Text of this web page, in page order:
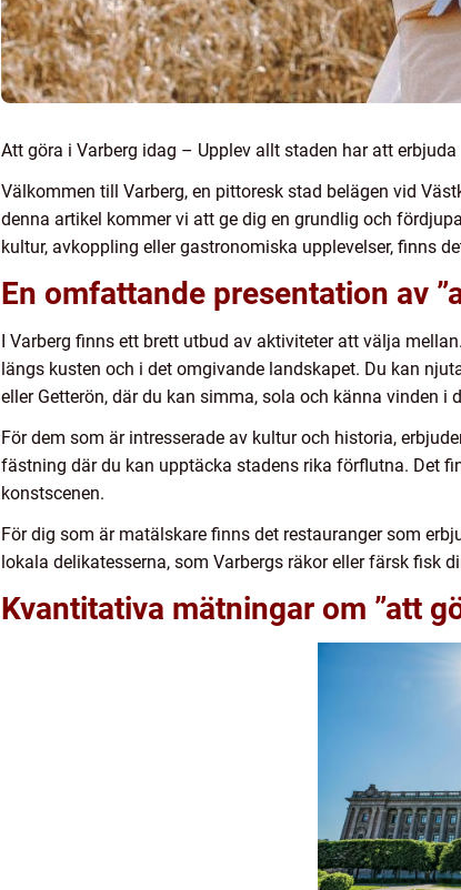
Att göra i Varberg idag – Upplev allt staden har att erbjuda
Välkommen till Varberg, en pittoresk stad belägen vid
denna artikel kommer vi att ge dig en grundlig och
kultur, avkoppling eller gastronomiska upplevelser, finns
En omfattande presentation av
I Varberg finns ett brett utbud av aktiviteter att välja
längs kusten och i det omgivande landskapet. Du kan
eller Getterön, där du kan simma, sola och känna vinden i
För dem som är intresserade av kultur och historia,
fästning där du kan upptäcka stadens rika förflutna. Det
konstscenen.
För dig som är matälskare finns det restauranger som
lokala delikatesserna, som Varbergs räkor eller färsk fisk
Kvantitativa mätningar om ”att